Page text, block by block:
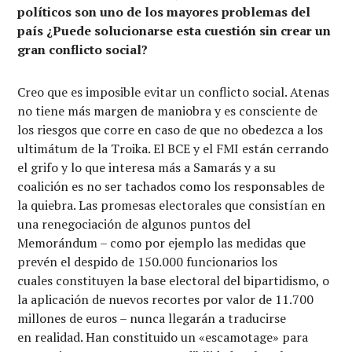
políticos son uno de los mayores problemas del
país ¿Puede solucionarse esta cuestión sin crear un
gran conflicto social?
Creo que es imposible evitar un conflicto social. Atenas
no tiene más margen de maniobra y es consciente de
los riesgos que corre en caso de que no obedezca a los
ultimátum de la Troika. El BCE y el FMI están cerrando
el grifo y lo que interesa más a Samarás y a su
coalición es no ser tachados como los responsables de
la quiebra. Las promesas electorales que consistían en
una renegociación de algunos puntos del
Memorándum – como por ejemplo las medidas que
prevén el despido de 150.000 funcionarios los
cuales constituyen la base electoral del bipartidismo, o
la aplicación de nuevos recortes por valor de 11.700
millones de euros – nunca llegarán a traducirse
en realidad. Han constituido un «escamotage» para